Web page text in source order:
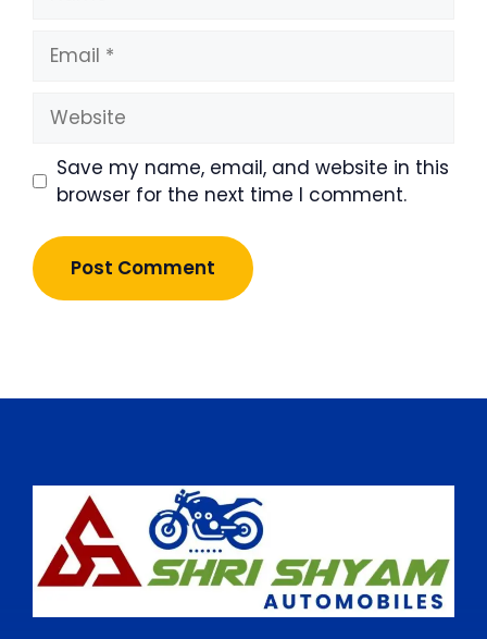
Email
Website
Save my name, email, and website in this
browser for the next time I comment.